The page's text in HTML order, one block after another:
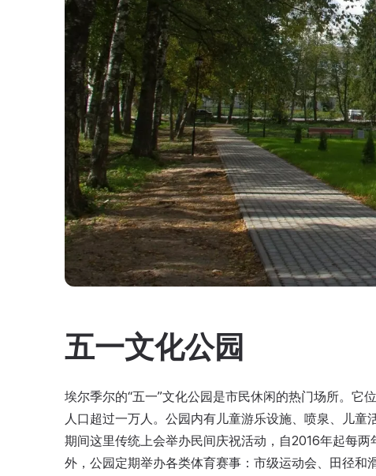
五一文化公园
埃尔季尔的“五一”文化公园是市民休闲的热门场所。它
人口超过一万人。公园内有儿童游乐设施、喷泉、儿童
期间这里传统上会举办民间庆祝活动，自2016年起每
外，公园定期举办各类体育赛事：市级运动会、田径